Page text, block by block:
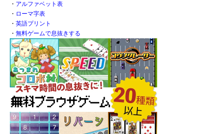
・ アルファベット表
・ ローマ字表
・ 英語プリント
・ 無料ゲームで息抜きする